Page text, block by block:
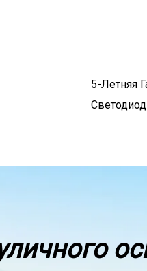
5-Летняя